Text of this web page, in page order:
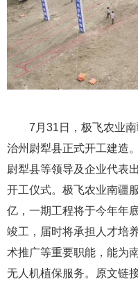
3、极飞斥资1.5亿打